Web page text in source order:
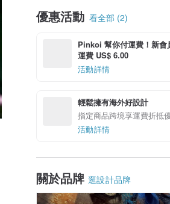
優惠活動 看全部 (2)
Pinkoi 幫你付運費！新會
運費 US$ 6.00
活動詳情
輕鬆擁有海外好設計
指定商品跨境享運費折抵
活動詳情
關於品牌 逛設計品牌